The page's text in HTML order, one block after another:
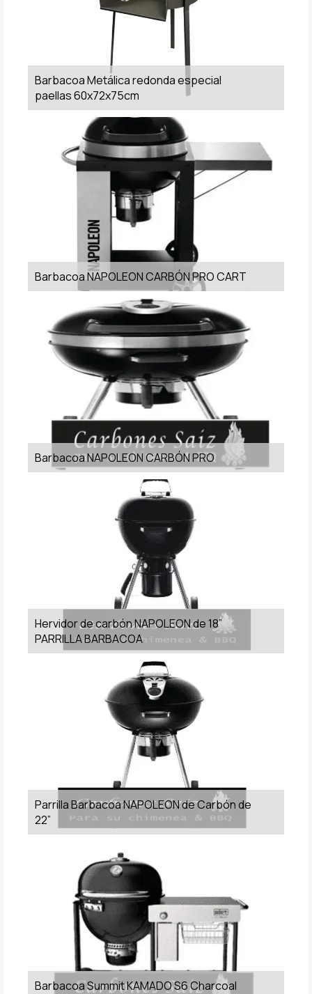
Barbacoa Metálica redonda especial
paellas 60x72x75cm
Barbacoa NAPOLEON CARBÓN PRO CART
Barbacoa NAPOLEON CARBÓN PRO
Hervidor de carbón NAPOLEON de 18”
PARRILLA BARBACOA
Parrilla Barbacoa NAPOLEON de Carbón de
22”
Barbacoa Summit KAMADO S6 Charcoal